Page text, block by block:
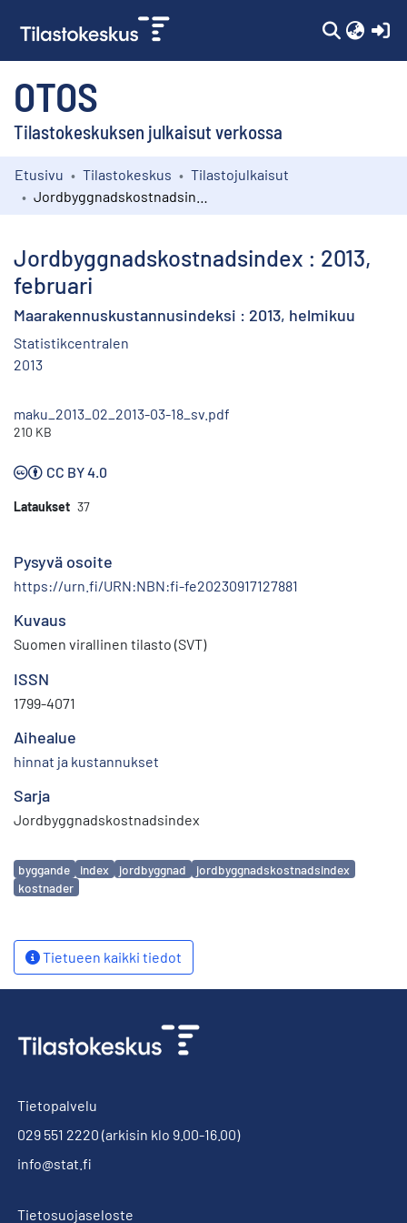
OTOS
Tilastokeskuksen julkaisut verkossa
Kokoelmat
Etusivu Tilastokeskus
Tilastojulkaisut
Jordbyggnadskostnadsindex : 2013,
februari
Maarakennuskustannusindeksi : 2013, helmikuu
Statistikcentralen
2013
maku_2013_02_2013-03-18_sv.pdf
210 KB
CC BY 4.0
Lataukset 37
Pysyvä osoite
https://urn.fi/URN:NBN:fi-fe20230917127881
Kuvaus
Suomen virallinen tilasto (SVT)
ISSN
1799-4071
Aihealue
hinnat ja kustannukset
Sarja
Jordbyggnadskostnadsindex
Avainsanat
byggande index jordbyggnad
jordbyggnadskostnadsindex
kostnader
Tietueen kaikki tiedot
Tietopalvelu
029 551 2220 (arkisin klo 9.00-16.00)
info@stat.fi
Tietosuojaseloste